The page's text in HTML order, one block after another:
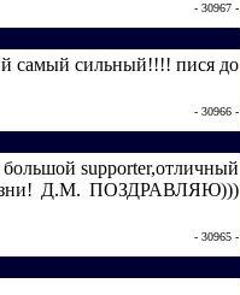
- 30967 -
самый сильный!!!! пися до
- 30966 -
suрроrtеr,отличный
Д.М. ПОЗДРАВЛЯЮ)))
- 30965 -